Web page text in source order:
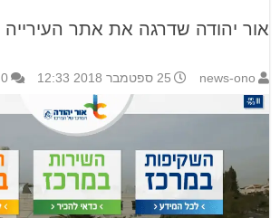
אור יהודה שדרגה את אתר העירייה
news-ono 25 ספטמבר 2018 12:33 0